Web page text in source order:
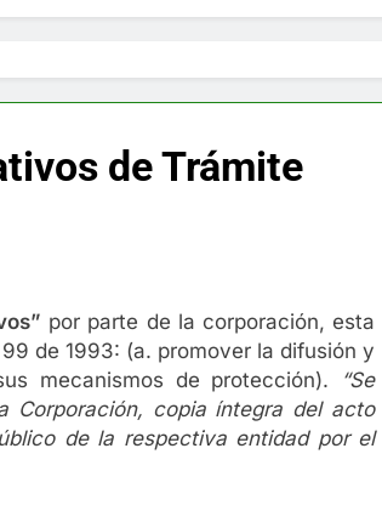
de Trámite
por parte de la corporación, esta
de 1993: (a. promover la difusión y
mecanismos de protección).
“Se
Corporación, copia íntegra del acto
de la respectiva entidad por el